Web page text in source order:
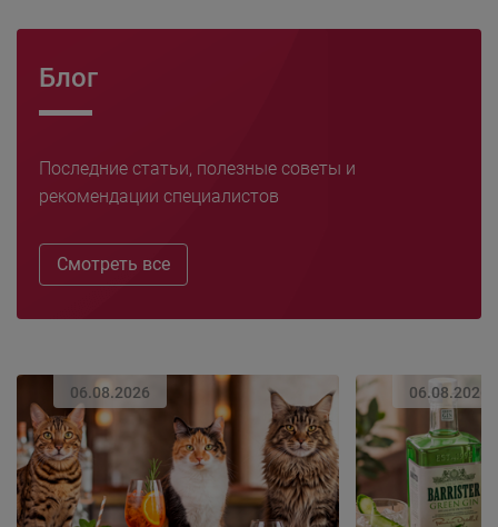
Блог
Последние статьи, полезные советы и
рекомендации специалистов
Смотреть все
06.08.2026 06.08.2026